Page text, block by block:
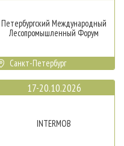
Петербургский Международный
Лесопромышленный Форум
Санкт-Петербург
17-20.10.2026
INTERMOB